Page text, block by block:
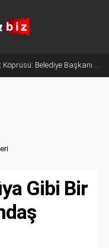
Belçika’dan Eskişehir’e Ticaret Köprüsü: Belediye Başkanı Emir Kır MÜSİAD’ı Ziyaret Etti
i
Gibi Bir